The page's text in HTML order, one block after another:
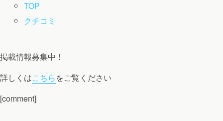
TOP
クチコミ
掲載情報募集中！
詳しくはこちらをご覧ください
[comment]